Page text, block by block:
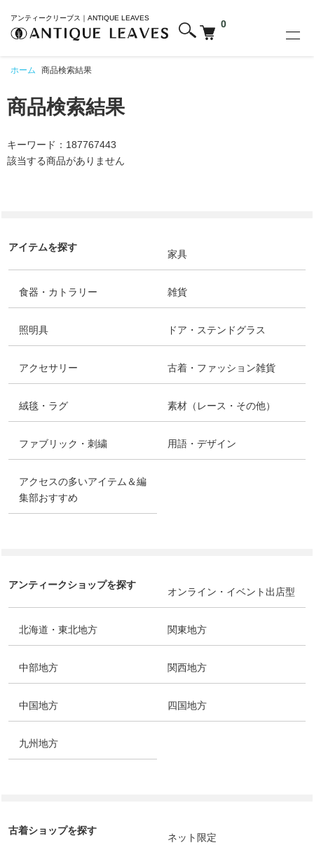
アンティークリーブス｜ANTIQUE LEAVES
0
ホーム 商品検索結果
商品検索結果
キーワード：187767443
該当する商品がありません
アイテムを探す
家具
食器・カトラリー 雑貨
照明具 ドア・ステンドグラス
アクセサリー 古着・ファッション雑貨
絨毯・ラグ 素材（レース・その他）
ファブリック・刺繍 用語・デザイン
アクセスの多いアイテム＆編
集部おすすめ
アンティークショップを探す
オンライン・イベント出店型
北海道・東北地方 関東地方
中部地方 関西地方
中国地方 四国地方
九州地方
古着ショップを探す
ネット限定